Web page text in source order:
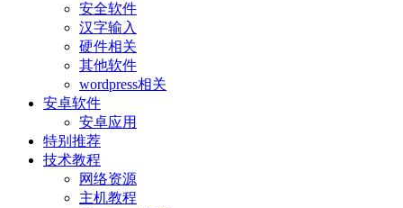
安全软件
汉字输入
硬件相关
其他软件
wordpress相关
安卓软件
安卓应用
特别推荐
技术教程
网络资源
主机教程